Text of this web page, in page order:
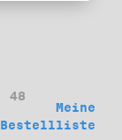
48
Meine
Bestellliste